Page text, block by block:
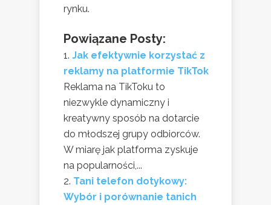
rynku.
Powiązane Posty:
Jak efektywnie korzystać z
reklamy na platformie TikTok
Reklama na TikToku to
niezwykle dynamiczny i
kreatywny sposób na dotarcie
do młodszej grupy odbiorców.
W miarę jak platforma zyskuje
na popularności,...
Tani telefon dotykowy:
Wybór i porównanie tanich